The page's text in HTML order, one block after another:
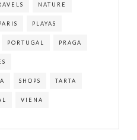
NATURE
PLAYAS
PORTUGAL PRAGA
SHOPS TARTA
VIENA